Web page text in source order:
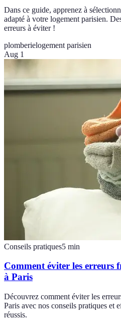
Dans ce guide, apprenez à
adapté à votre logement parisien.
erreurs à éviter !
plomberielogement parisien
Aug 1
Conseils pratiques5 min
Comment éviter les erreurs
à Paris
Découvrez comment éviter les
Paris avec nos conseils pratiques et
réussis.